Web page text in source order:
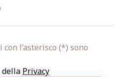
l’asterisco (*) sono
della Privacy